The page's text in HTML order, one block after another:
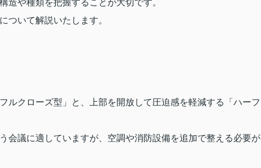
造や種類を把握することが大切です。
ついて解説いたします。
ルクローズ型」と、上部を開放して圧迫感を軽減する「ハーフ
会議に適していますが、空調や消防設備を追加で整える必要が